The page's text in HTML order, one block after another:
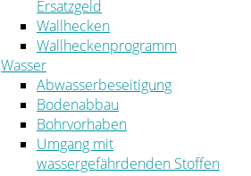
Ersatzgeld
Wallhecken
Wallheckenprogramm
Wasser
Abwasserbeseitigung
Bodenabbau
Bohrvorhaben
Umgang mit
wassergefährdenden Stoffen